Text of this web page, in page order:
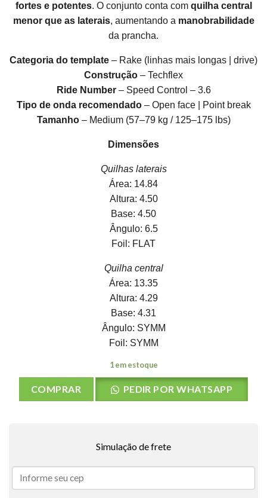
fortes e potentes. O conjunto conta com quilha central
menor que as laterais, aumentando a manobrabilidade
da prancha.
Categoria do template – Rake (linhas mais longas | drive)
Construção – Techflex
Ride Number– Speed Control – 3.6
Tipo de onda recomendado– Open face | Point break
Tamanho– Medium (57–79 kg / 125–175 lbs)
Dimensões
Quilhas laterais
Área: 14.84
Altura: 4.50
Base: 4.50
Ângulo: 6.5
Foil: FLAT
Quilha central
Área: 13.35
Altura: 4.29
Base: 4.31
Ângulo: SYMM
Foil: SYMM
1 em estoque
COMPRAR PEDIR POR WHATSAPP
Simulação de frete